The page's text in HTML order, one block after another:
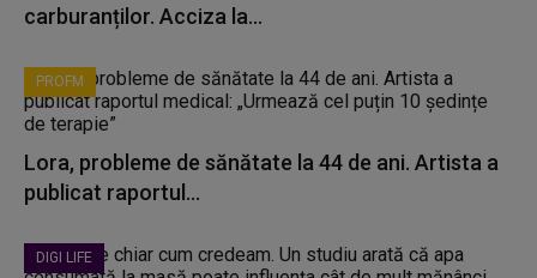
carburanților. Acciza la...
PROFM
Lora, probleme de sănătate la 44 de ani. Artista a
publicat raportul...
DIGI LIFE